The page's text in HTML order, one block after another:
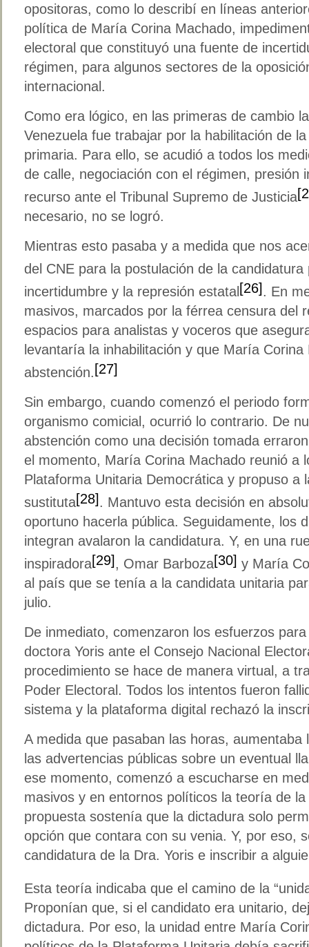
opositoras, como lo describí en líneas
política de María Corina Machado,
electoral que constituyó una fuente de
régimen, para algunos sectores de la
internacional.
Como era lógico, en las primeras de cambio
Venezuela fue trabajar por la habilitación de
primaria. Para ello, se acudió a todos los
de calle, negociación con el régimen, presión
recurso ante el Tribunal Supremo de Justicia
necesario, no se logró.
Mientras esto pasaba y a medida que nos
del CNE para la postulación de la candidatura
incertidumbre y la represión estatal[26]. En
masivos, marcados por la férrea censura del
espacios para analistas y voceros que
levantaría la inhabilitación y que María
abstención.[27]
Sin embargo, cuando comenzó el periodo
organismo comicial, ocurrió lo contrario. De
abstención como una decisión tomada
el momento, María Corina Machado reunió a
Plataforma Unitaria Democrática y propuso a
sustituta[28]. Mantuvo esta decisión en
oportuno hacerla pública. Seguidamente, los
integran avalaron la candidatura. Y, en una
inspiradora[29], Omar Barboza[30] y María
al país que se tenía a la candidata unitaria
julio.
De inmediato, comenzaron los esfuerzos
doctora Yoris ante el Consejo Nacional
procedimiento se hace de manera virtual, a
Poder Electoral. Todos los intentos fueron
sistema y la plataforma digital rechazó la
A medida que pasaban las horas, aumentaba
las advertencias públicas sobre un eventual
ese momento, comenzó a escucharse en
masivos y en entornos políticos la teoría de la
propuesta sostenía que la dictadura solo
opción que contara con su venia. Y, por eso,
candidatura de la Dra. Yoris e inscribir a
Esta teoría indicaba que el camino de la
Proponían que, si el candidato era unitario,
dictadura. Por eso, la unidad entre María